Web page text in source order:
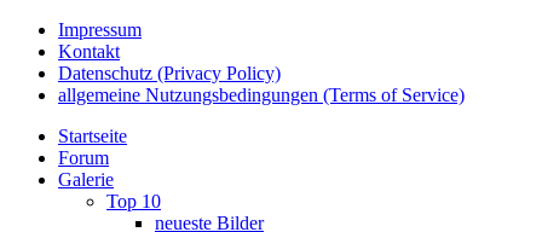
Impressum
Kontakt
Datenschutz (Privacy Policy)
allgemeine Nutzungsbedingungen (Terms of Service)
Startseite
Forum
Galerie
Top 10
neueste Bilder